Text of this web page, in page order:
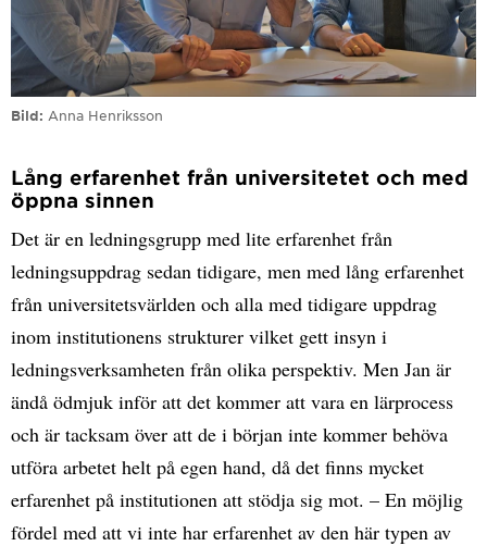
Bild Anna Henriksson
Lång erfarenhet från universitetet och med
öppna sinnen
Det är en ledningsgrupp med lite erfarenhet från
ledningsuppdrag sedan tidigare, men med lång erfarenhet
från universitetsvärlden och alla med tidigare uppdrag
inom institutionens strukturer vilket gett insyn i
ledningsverksamheten från olika perspektiv. Men Jan är
ändå ödmjuk inför att det kommer att vara en lärprocess
och är tacksam över att de i början inte kommer behöva
utföra arbetet helt på egen hand, då det finns mycket
erfarenhet på institutionen att stödja sig mot. – En möjlig
fördel med att vi inte har erfarenhet av den här typen av